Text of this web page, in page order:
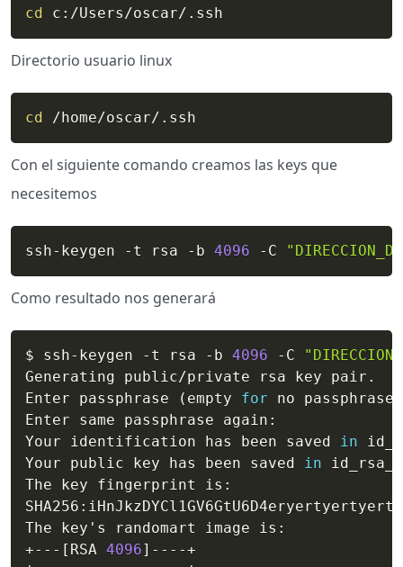
cd c:/Users/oscar/.ssh
Directorio usuario linux
cd /home/oscar/.ssh
Con el siguiente comando creamos las keys que
necesitemos
ssh-keygen -t rsa -b 4096 -C
Como resultado nos generará
$ ssh-keygen -t rsa -b 4096 -C
Generating public/private rsa key pair.
Enter passphrase
( empty for no passphrase
Enter same passphrase again:
Your identification has been saved in
Your public key has been saved in
The key fingerprint is:
The key's randomart image is:
+--- [ RSA 4096]